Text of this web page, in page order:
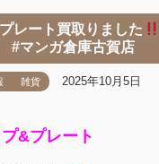
レート買取りました
マンガ倉庫古賀店
雑貨 2025年10月5日
&プレート